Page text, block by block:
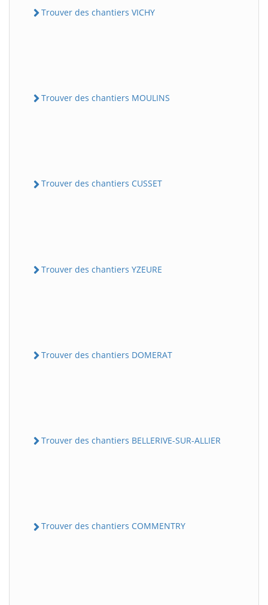
Trouver des chantiers VICHY
Trouver des chantiers MOULINS
Trouver des chantiers CUSSET
Trouver des chantiers YZEURE
Trouver des chantiers DOMERAT
Trouver des chantiers BELLERIVE-SUR-ALLIER
Trouver des chantiers COMMENTRY